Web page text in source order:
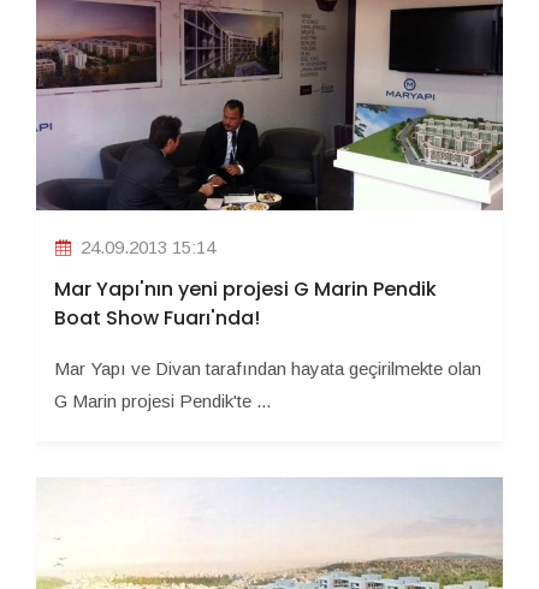
24.09.2013 15:14
Mar Yapı'nın yeni projesi G Marin Pendik
Boat Show Fuarı'nda!
Mar Yapı ve Divan tarafından hayata geçirilmekte olan
G Marin projesi Pendik'te ...